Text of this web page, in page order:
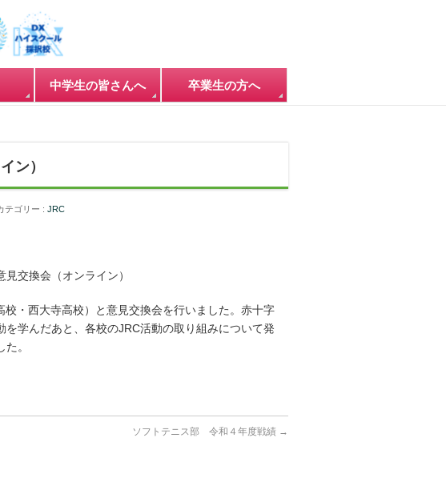
中学生の皆さんへ 卒業生の方へ
ン）
テゴリー : JRC
交換会（オンライン）
・西大寺高校）と意見交換会を行いました。赤十字
学んだあと、各校のJRC活動の取り組みについて発
。
ソフトテニス部 令和４年度戦績 →